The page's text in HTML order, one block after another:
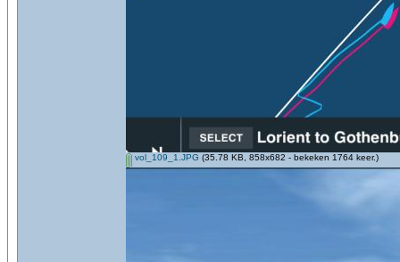
vol_109_1.JPG (35.78 KB, 858x682 - bekeken 1764 keer.)